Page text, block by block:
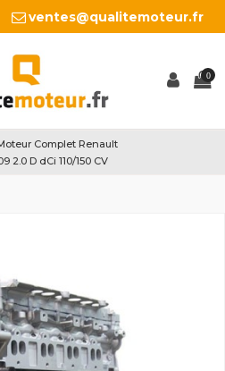
ventes@qualitemoteur.fr
0
Complet Renault
2.0 D dCi 110/150 CV